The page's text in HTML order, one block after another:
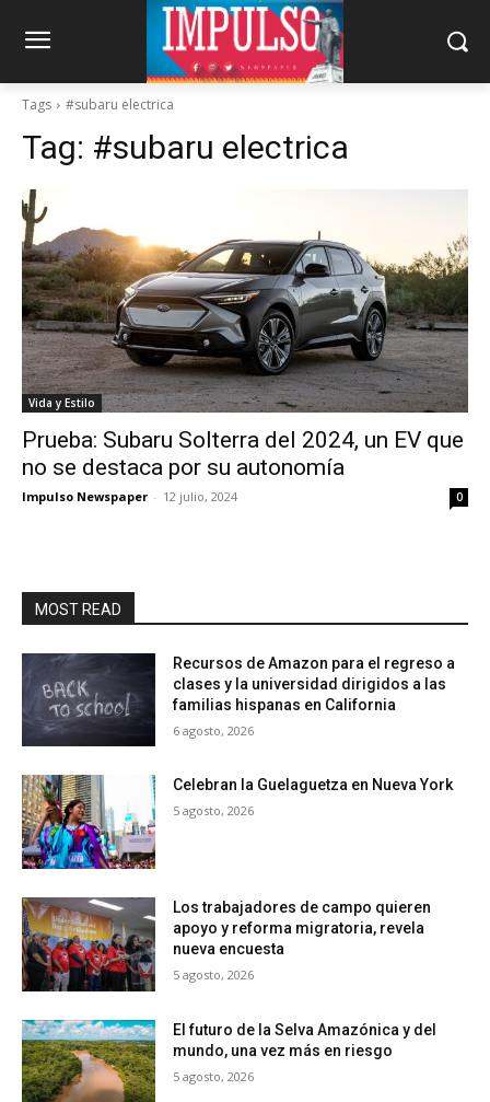
Tags #subaru electrica
Tag: #subaru electrica
Vida y Estilo
Prueba: Subaru Solterra del 2024, un EV que
no se destaca por su autonomía
Impulso Newspaper - 12 julio, 2024 0
MOST READ
Recursos de Amazon para el regreso a
clases y la universidad dirigidos a las
familias hispanas en California
6 agosto, 2026
Celebran la Guelaguetza en Nueva York
5 agosto, 2026
Los trabajadores de campo quieren
apoyo y reforma migratoria, revela
nueva encuesta
5 agosto, 2026
El futuro de la Selva Amazónica y del
mundo, una vez más en riesgo
5 agosto, 2026